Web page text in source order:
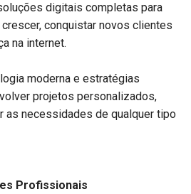
digitais completas para
conquistar novos clientes
na internet.
moderna e estratégias
projetos personalizados,
as necessidades de qualquer tipo
Profissionais